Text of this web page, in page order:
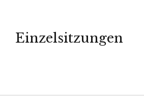
Einzelsitzungen